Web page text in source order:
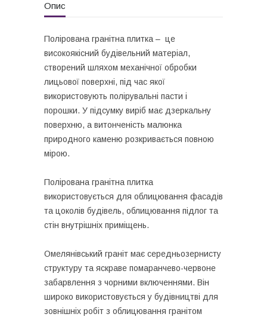
Опис
Полірована гранітна плитка – це
високоякісний будівельний матеріал,
створений шляхом механічної обробки
лицьової поверхні, під час якої
використовують полірувальні пасти і
порошки. У підсумку виріб має дзеркальну
поверхню, а витонченість малюнка
природного каменю розкривається повною
мірою.
Полірована гранітна плитка
використовується для облицювання фасадів
та цоколів будівель, облицювання підлог та
стін внутрішніх приміщень.
Омелянівський граніт має середньозернисту
структуру та яскраве помаранчево-червоне
забарвлення з чорними включеннями. Він
широко використовується у будівництві для
зовнішніх робіт з облицювання гранітом